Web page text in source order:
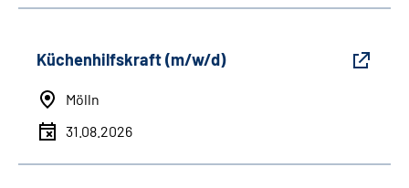
Küchenhilfskraft (m/w/d)
Mölln
31.08.2026